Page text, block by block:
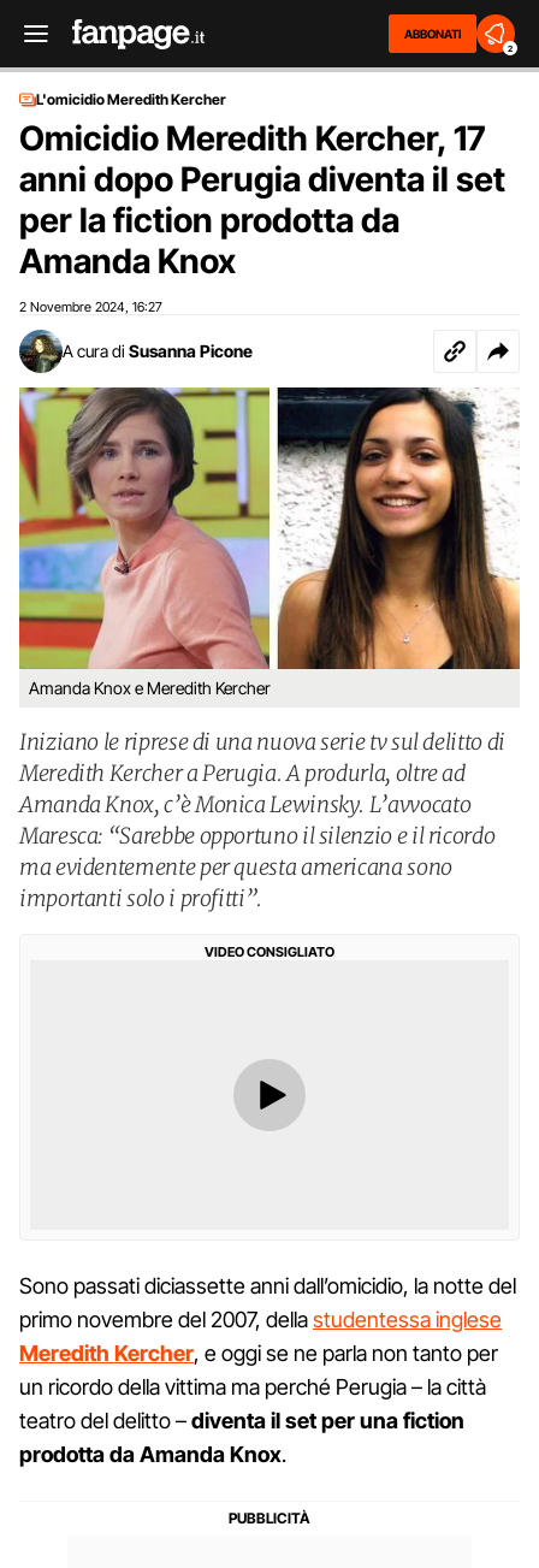
ABBONATI
2
L'omicidio Meredith Kercher
Omicidio Meredith Kercher, 17
anni dopo Perugia diventa il set
per la fiction prodotta da
Amanda Knox
2 Novembre 2024 16:27
A cura di Susanna Picone
Amanda Knox e Meredith Kercher
Iniziano le riprese di una nuova serie tv sul delitto di
Meredith Kercher a Perugia. A produrla, oltre ad
Amanda Knox, c’è Monica Lewinsky. L’avvocato
Maresca: “Sarebbe opportuno il silenzio e il ricordo
ma evidentemente per questa americana sono
importanti solo i profitti”.
VIDEO CONSIGLIATO
Sono passati diciassette anni dall’omicidio, la notte del
primo novembre del 2007, dellastudentessa inglese
Meredith Kercher, e oggi se ne parla non tanto per
un ricordo della vittima ma perché Perugia – la città
teatro del delitto –diventa il set per una fiction
prodotta da Amanda Knox.